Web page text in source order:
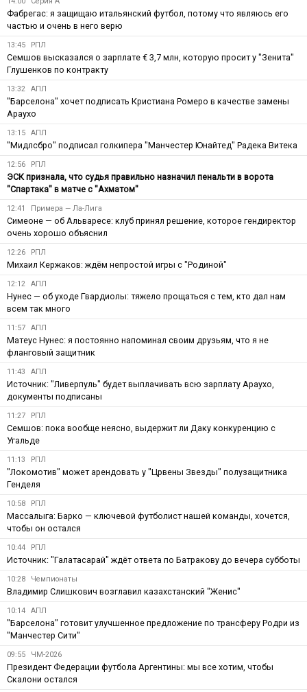
Фабрегас: я защищаю итальянский футбол, потому что являюсь его
частью и очень в него верю
13:45 РПЛ
Семшов высказался о зарплате € 3,7 млн, которую просит у "Зенита"
Глушенков по контракту
13:32 АПЛ
"Барселона" хочет подписать Кристиана Ромеро в качестве замены
Араухо
13:15 АПЛ
"Мидлсбро" подписал голкипера "Манчестер Юнайтед" Радека Витека
12:56 РПЛ
ЭСК признала, что судья правильно назначил пенальти в ворота
"Спартака" в матче с "Ахматом"
12:41 Примера — Ла-Лига
Симеоне — об Альваресе: клуб принял решение, которое гендиректор
очень хорошо объяснил
12:26 РПЛ
Михаил Кержаков: ждём непростой игры с "Родиной"
12:12 АПЛ
Нунес — об уходе Гвардиолы: тяжело прощаться с тем, кто дал нам
всем так много
11:57 АПЛ
Матеус Нунес: я постоянно напоминал своим друзьям, что я не
фланговый защитник
11:43 АПЛ
Источник: "Ливерпуль" будет выплачивать всю зарплату Араухо,
документы подписаны
11:27 РПЛ
Семшов: пока вообще неясно, выдержит ли Даку конкуренцию с
Угальде
11:13 РПЛ
"Локомотив" может арендовать у "Црвены Звезды" полузащитника
Генделя
10:58 РПЛ
Массалыга: Барко — ключевой футболист нашей команды, хочется,
чтобы он остался
10:44 РПЛ
Источник: "Галатасарай" ждёт ответа по Батракову до вечера субботы
10:28 Чемпионаты
Владимир Слишкович возглавил казахстанский "Женис"
10:14 АПЛ
"Барселона" готовит улучшенное предложение по трансферу Родри из
"Манчестер Сити"
09:55 ЧМ-2026
Президент Федерации футбола Аргентины: мы все хотим, чтобы
Скалони остался